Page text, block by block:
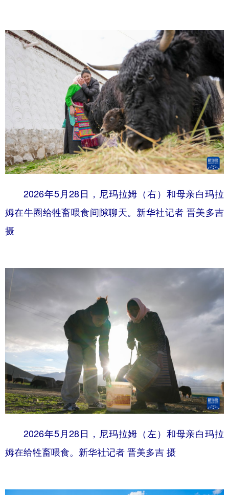
2026年5月28日，尼玛拉姆（右）和母亲白玛拉
姆在牛圈给牲畜喂食间隙聊天。新华社记者 晋美多吉
摄
2026年5月28日，尼玛拉姆（左）和母亲白玛拉
姆在给牲畜喂食。新华社记者 晋美多吉 摄